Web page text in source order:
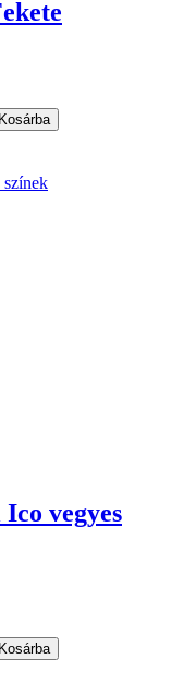
Kosárba
vegyes
Kosárba